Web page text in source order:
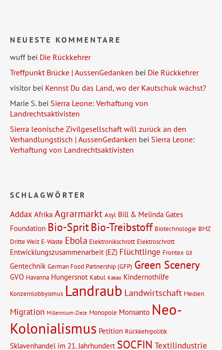
NEUESTE KOMMENTARE
wuffbei Die Rückkehrer
Treffpunkt Brücke | AussenGedanken bei Die Rückkehrer
visitorbei Kennst Du das Land, wo der Kautschuk wächst?
Marie S.bei Sierra Leone: Verhaftung von
Landrechtsaktivisten
Sierra leonische Zivilgesellschaft will zurück an den
Verhandlungstisch | AussenGedanken bei Sierra Leone:
Verhaftung von Landrechtsaktivisten
SCHLAGWÖRTER
Addax Afrika Agrarmarkt Asyl Bill & Melinda Gates
Foundation Bio-SpritBio-Treibstoff Biotechnologie BMZ
Dritte Welt E-Waste Ebola Elektronikschrott Elektroschrott
Entwicklungszusammenarbeit (EZ) Flüchtlinge Frontex G8
Gentechnik German Food Partnership (GFP) Green Scenery
GVO Havanna Hungersnot Kabul Kakao Kindernothilfe
Konzernlobbyismus Landraub Landwirtschaft Medien
Migration Millennium-Ziele Monopole Monsanto Neo-
Kolonialismus Petition Rückkehrpolitik
Sklavenhandel im 21. Jahrhundert SOCFIN Textilindustrie